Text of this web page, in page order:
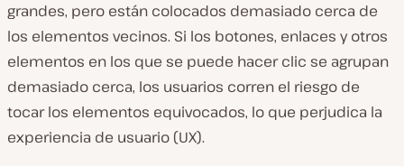
grandes, pero están colocados demasiado cerca de
los elementos vecinos. Si los botones, enlaces y otros
elementos en los que se puede hacer clic se agrupan
demasiado cerca, los usuarios corren el riesgo de
tocar los elementos equivocados, lo que perjudica la
experiencia de usuario (UX).